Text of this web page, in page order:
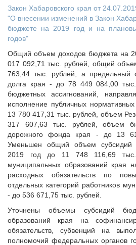
Закон Хабаровского края от
"О внесении изменений в Закон
бюджете на 2019 год и на
годов"
Общий объем доходов бюджета на
017 092,71 тыс. рублей, общий
763,44 тыс. рублей, а предельный
долга края - до 78 449 084,00
бюджетных ассигнований,
исполнение публичных
13 780 417,31 тыс. рублей, объем
317 607,63 тыс. рублей, объем
дорожного фонда края - до 13
Уменьшен общий объем
2019 год до 11 748 116,69
муниципальных образований края
расходных обязательств по
отдельных категорий работников
- до 536 671,75 тыс. рублей.
Уточнены объемы субсидий
образований края на
обязательств, субвенций на
полномочий федеральных органов